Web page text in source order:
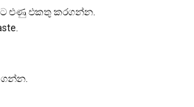
ළුණු එකතු කරගන්න.
ගන්න.